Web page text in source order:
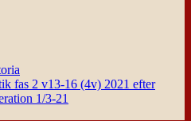
fas 2 v13-16 (4v) 2021 efter
1/3-21